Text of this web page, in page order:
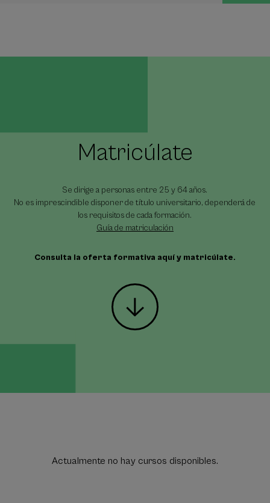
Matricúlate
Se dirige a personas entre 25 y 64 años.
No es imprescindible disponer de título universitario, dependerá de
los requisitos de cada formación.
Guía de matriculación
Consulta la oferta formativa aquí y matricúlate.
Actualmente no hay cursos disponibles.